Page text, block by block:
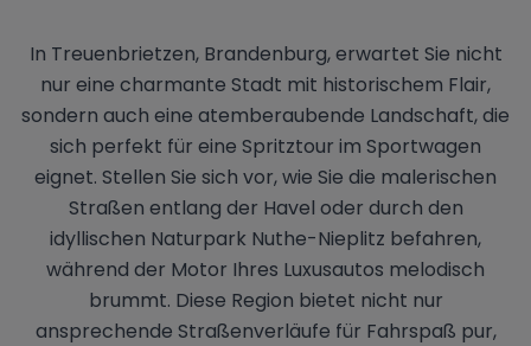
In Treuenbrietzen, Brandenburg, erwartet Sie nicht
nur eine charmante Stadt mit historischem Flair,
sondern auch eine atemberaubende Landschaft, die
sich perfekt für eine Spritztour im Sportwagen
eignet. Stellen Sie sich vor, wie Sie die malerischen
Straßen entlang der Havel oder durch den
idyllischen Naturpark Nuthe-Nieplitz befahren,
während der Motor Ihres Luxusautos melodisch
brummt. Diese Region bietet nicht nur
ansprechende Straßenverläufe für Fahrspaß pur,